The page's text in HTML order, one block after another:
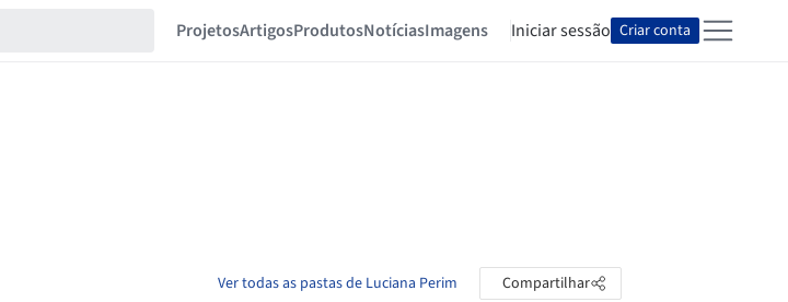
ProjetosArtigosProdutosNotíciasImagens Iniciar sessão Criar conta
Ver todas as pastas de Luciana Perim Compartilhar